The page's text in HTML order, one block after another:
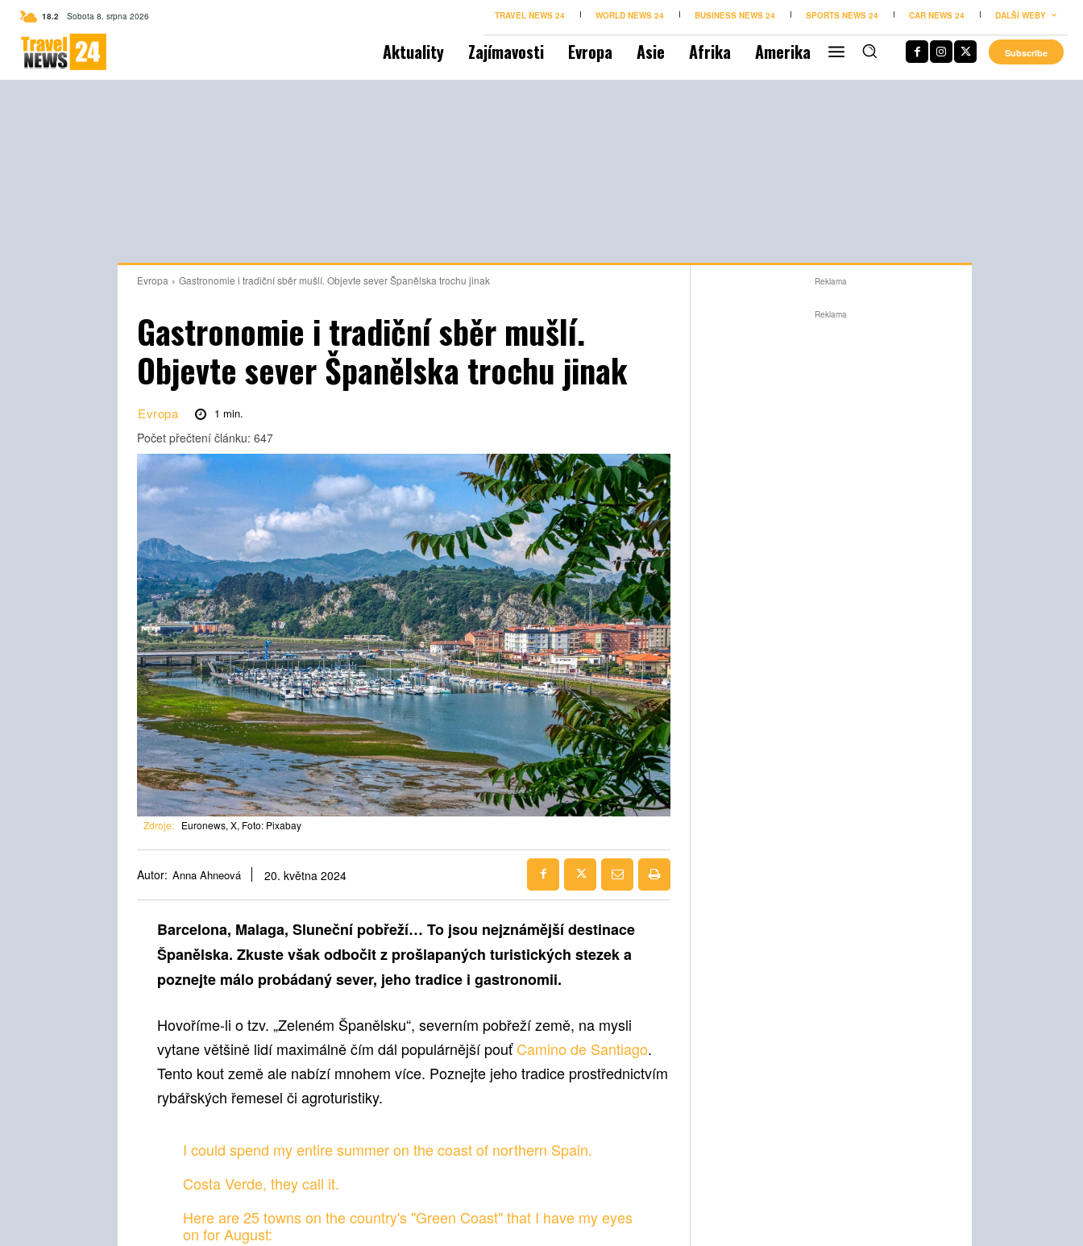
18.2 C Czech
Sobota 8. srpna 2026 TRAVEL NEWS 24 WORLD NEWS 24 BUSINESS NEWS 24 SPORTS NEWS 24 CAR NEWS 24 DALŠÍ WEBY
Aktuality Zajímavosti Evropa Asie Afrika Amerika Subscribe
Evropa Gastronomie i tradiční sběr mušlí. Objevte sever Španělska trochu jinak
Gastronomie i tradiční sběr mušlí.
Objevte sever Španělska trochu jinak
Evropa 1 min.
Počet přečtení článku: 647
Zdroje: Euronews, X, Foto: Pixabay
Autor: Anna Ahneová 20. května 2024
Barcelona, Malaga, Sluneční pobřeží… To jsou nejznámější destinace
Španělska. Zkuste však odbočit z prošlapaných turistických stezek a
poznejte málo probádaný sever, jeho tradice i gastronomii.
Hovoříme-li o tzv. „Zeleném Španělsku“, severním pobřeží země, na mysli
vytane většině lidí maximálně čím dál populárnější pouťCamino de Santiago.
Tento kout země ale nabízí mnohem více. Poznejte jeho tradice prostřednictvím
rybářských řemesel či agroturistiky.
I could spend my entire summer on the coast of northern Spain.
Costa Verde, they call it.
Here are 25 towns on the country's "Green Coast" that I have my eyes
on for August:
Reklama
Reklama